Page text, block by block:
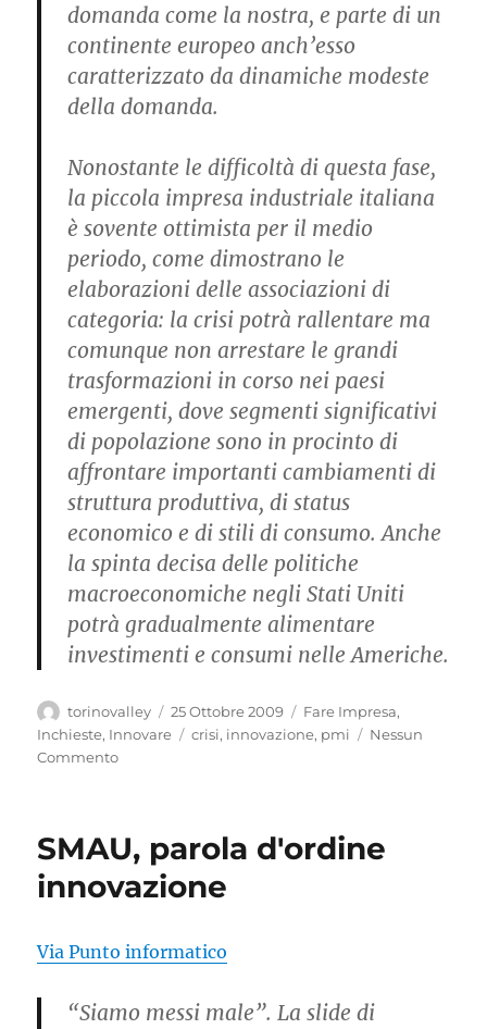
domanda come la nostra, e parte di un
continente europeo anch’esso
caratterizzato da dinamiche modeste
della domanda.
Nonostante le difficoltà di questa fase,
la piccola impresa industriale italiana
è sovente ottimista per il medio
periodo, come dimostrano le
elaborazioni delle associazioni di
categoria: la crisi potrà rallentare ma
comunque non arrestare le grandi
trasformazioni in corso nei paesi
emergenti, dove segmenti significativi
di popolazione sono in procinto di
affrontare importanti cambiamenti di
struttura produttiva, di status
economico e di stili di consumo. Anche
la spinta decisa delle politiche
macroeconomiche negli Stati Uniti
potrà gradualmente alimentare
investimenti e consumi nelle Americhe.
Autore
torinovalley
Pubblicato
il
25 Ottobre 2009 Categorie
Fare Impresa,
Inchieste, Innovare Tag
crisi, innovazione, pmi
Nessun
Commento
SMAU, parola d'ordine
innovazione
Via Punto informatico
“Siamo messi male”. La slide di